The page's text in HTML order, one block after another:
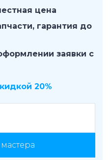
цена
гарантия до
заявки с
20%